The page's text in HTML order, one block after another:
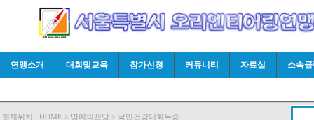
연맹소개 대회및교육 참가신청 커뮤니티 자료실 소속
현재위치 : HOME > 명예의전당 > 국민건강대회우승